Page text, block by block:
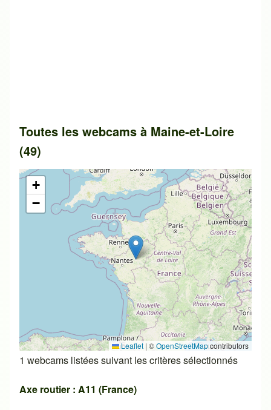
Toutes les webcams à Maine-et-Loire
(49)
+
−
Leaflet | ©OpenStreetMapcontributors
1 webcams listées suivant les critères sélectionnés
Axe routier : A11 (France)